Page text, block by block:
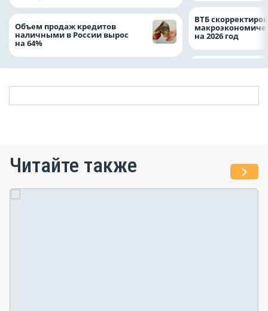
Объем продаж кредитов
наличными в России вырос
на 64%
ВТБ
на 2026 год
Читайте также